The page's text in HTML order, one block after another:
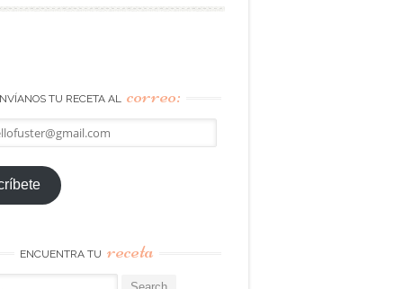
TU RECETA AL correo:
ENCUENTRA TU receta